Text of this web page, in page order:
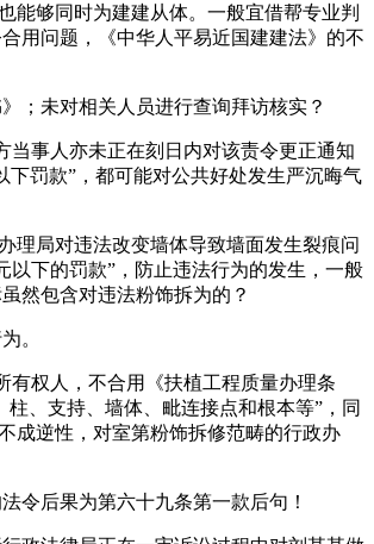
能够同时为建建从体。一般宜借帮专业判
用问题，《中华人平易近国建建法》的不
；未对相关人员进行查询拜访核实？
事人亦未正在刻日内对该责令更正通知
罚款”，都可能对公共好处发生严沉晦气
局对违法改变墙体导致墙面发生裂痕问
下的罚款”，防止违法行为的发生，一般
然包含对违法粉饰拆为的？
。
权人，不合用《扶植工程质量办理条
、支持、墙体、毗连接点和根本等”，同
成逆性，对室第粉饰拆修范畴的行政办
后果为第六十九条第一款后句！